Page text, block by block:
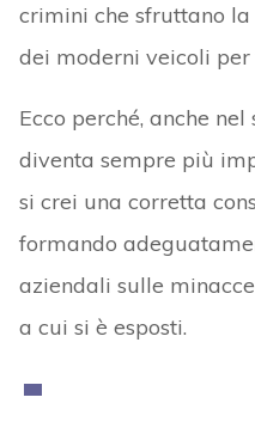
crimini che sfruttano
dei moderni veicoli per
Ecco perché, anche
diventa sempre più
si crei una corretta
formando
aziendali sulle
a cui si è esposti.